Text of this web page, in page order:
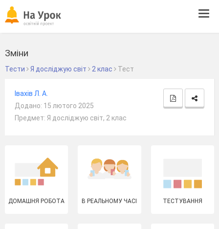
Зміни
Тести Я досліджую світ 2 клас Тест
Івахів Л. А.
Додано: 15 лютого 2025
Предмет: Я досліджую світ, 2 клас
ДОМАШНЯ РОБОТА В РЕАЛЬНОМУ ЧАСІ ТЕСТУВАННЯ